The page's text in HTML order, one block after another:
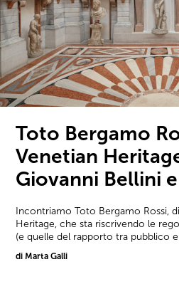
Toto Bergamo
Venetian
Giovanni Bellini e
Incontriamo Toto Bergamo Rossi,
Heritage, che sta riscrivendo le
(e quelle del rapporto tra pubblico
di Marta Galli